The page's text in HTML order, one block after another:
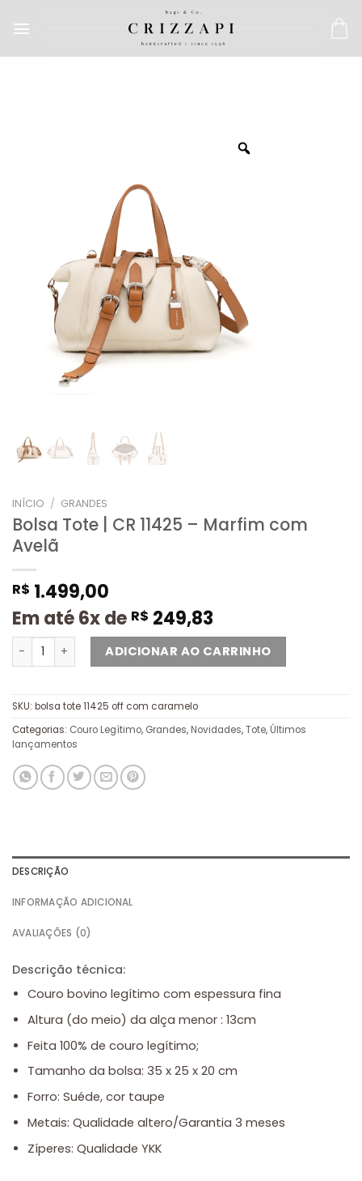
INÍCIO / GRANDES
Bolsa Tote | CR 11425 – Marfim com
Avelã
R$ 1.499,00
Em até 6x de R$ 249,83
ADICIONAR AO CARRINHO
SKU: bolsa tote 11425 off com caramelo
Categorias: Couro Legítimo, Grandes, Novidades,Tote, Últimos
lançamentos
DESCRIÇÃO
INFORMAÇÃO ADICIONAL
AVALIAÇÕES (0)
Descrição técnica:
Couro bovino legítimo com espessura fina
Altura (do meio) da alça menor : 13cm
Feita 100% de couro legítimo;
Tamanho da bolsa: 35 x 25 x 20 cm
Forro: Suéde, cor taupe
Metais: Qualidade altero/Garantia 3 meses
Zíperes: Qualidade YKK